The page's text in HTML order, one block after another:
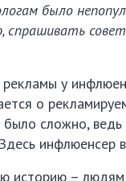
было
спрашивать
у
о
сложно,
историю –